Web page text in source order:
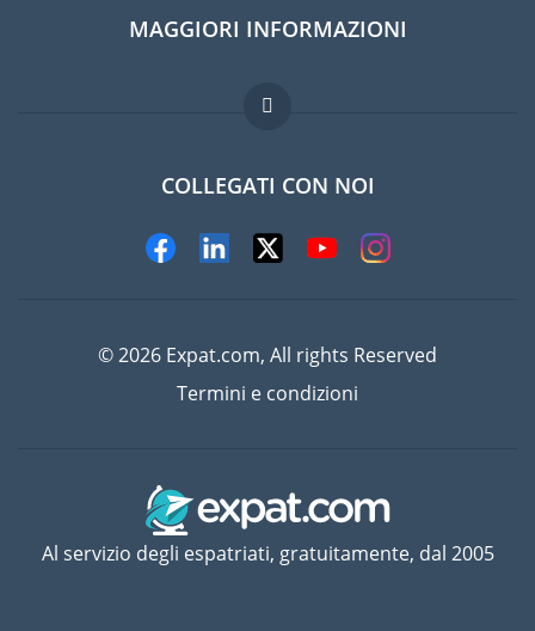
Guida per expat
Lavori all'estero
MAGGIORI INFORMAZIONI
Domande frequenti
COLLEGATI CON NOI
© 2026 Expat.com, All rights Reserved
Termini e condizioni
Al servizio degli espatriati, gratuitamente, dal 2005